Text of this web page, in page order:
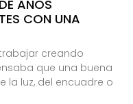
AÑOS
CON UNA
creando
que una buena
la luz, del encuadre o